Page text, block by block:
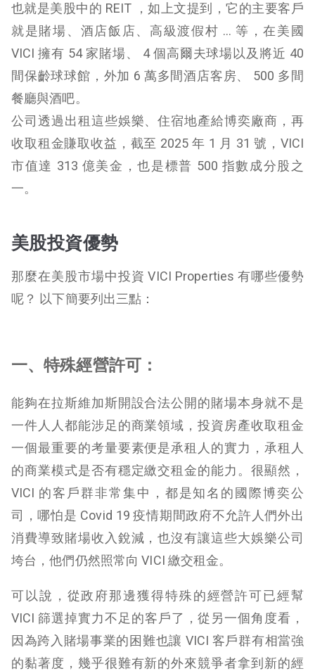
也就是美股中的 REIT ，如上文提到，它的主要客戶
就是賭場、酒店飯店、高級渡假村 … 等，在美國
VICI 擁有 54 家賭場、 4 個高爾夫球場以及將近 40
間保齡球球館，外加 6 萬多間酒店客房、 500 多間
餐廳與酒吧。
公司透過出租這些娛樂、住宿地產給博奕廠商，再
收取租金賺取收益，截至 2025 年 1 月 31 號，VICI
市值達 313 億美金，也是標普 500 指數成分股之
一。
美股投資優勢
那麼在美股市場中投資 VICI Properties 有哪些優勢
呢？ 以下簡要列出三點：
一、特殊經營許可：
能夠在拉斯維加斯開設合法公開的賭場本身就不是
一件人人都能涉足的商業領域，投資房產收取租金
一個最重要的考量要素便是承租人的實力，承租人
的商業模式是否有穩定繳交租金的能力。很顯然，
VICI 的客戶群非常集中，都是知名的國際博奕公
司，哪怕是 Covid 19 疫情期間政府不允許人們外出
消費導致賭場收入銳減，也沒有讓這些大娛樂公司
垮台，他們仍然照常向 VICI 繳交租金。
可以說，從政府那邊獲得特殊的經營許可已經幫
VICI 篩選掉實力不足的客戶了，從另一個角度看，
因為跨入賭場事業的困難也讓 VICI 客戶群有相當強
的黏著度，幾乎很難有新的外來競爭者拿到新的經